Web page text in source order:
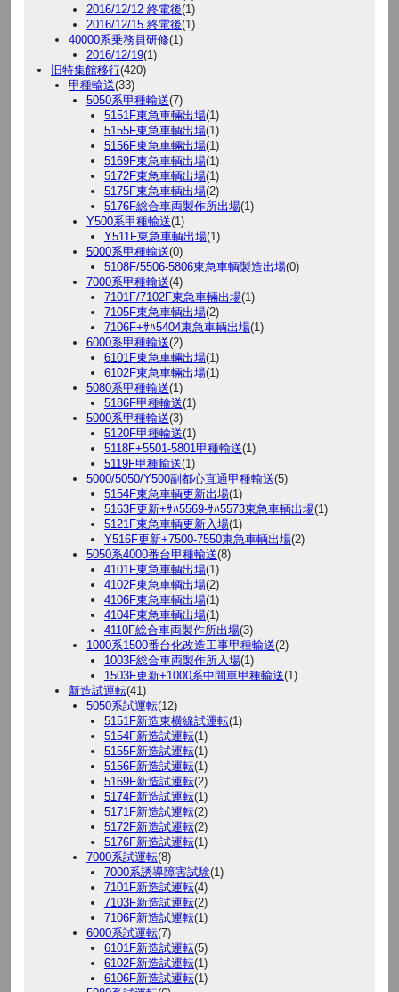
2016/12/12 終電後(1)
2016/12/15 終電後(1)
40000系乗務員研修(1)
2016/12/19(1)
旧特集館移行(420)
甲種輸送(33)
5050系甲種輸送(7)
5151F東急車輛出場(1)
5155F東急車輌出場(1)
5156F東急車輛出場(1)
5169F東急車輌出場(1)
5172F東急車輌出場(1)
5175F東急車輌出場(2)
5176F総合車両製作所出場(1)
Y500系甲種輸送(1)
Y511F東急車輌出場(1)
5000系甲種輸送(0)
5108F/5506-5806東急車輌製造出場(0)
7000系甲種輸送(4)
7101F/7102F東急車輛出場(1)
7105F東急車輌出場(2)
7106F+ｻﾊ5404東急車輌出場(1)
6000系甲種輸送(2)
6101F東急車輛出場(1)
6102F東急車輛出場(1)
5080系甲種輸送(1)
5186F甲種輸送(1)
5000系甲種輸送(3)
5120F甲種輸送(1)
5118F+5501-5801甲種輸送(1)
5119F甲種輸送(1)
5000/5050/Y500副都心直通甲種輸送(5)
5154F東急車輌更新出場(1)
5163F更新+ｻﾊ5569-ｻﾊ5573東急車輌出場(1)
5121F東急車輌更新入場(1)
Y516F更新+7500-7550東急車輌出場(2)
5050系4000番台甲種輸送(8)
4101F東急車輌出場(1)
4102F東急車輌出場(2)
4106F東急車輌出場(1)
4104F東急車輌出場(1)
4110F総合車両製作所出場(3)
1000系1500番台化改造工事甲種輸送(2)
1003F総合車両製作所入場(1)
1503F更新+1000系中間車甲種輸送(1)
新造試運転(41)
5050系試運転(12)
5151F新造東横線試運転(1)
5154F新造試運転(1)
5155F新造試運転(1)
5156F新造試運転(1)
5169F新造試運転(2)
5174F新造試運転(1)
5171F新造試運転(2)
5172F新造試運転(2)
5176F新造試運転(1)
7000系試運転(8)
7000系誘導障害試験(1)
7101F新造試運転(4)
7103F新造試運転(2)
7106F新造試運転(1)
6000系試運転(7)
6101F新造試運転(5)
6102F新造試運転(1)
6106F新造試運転(1)